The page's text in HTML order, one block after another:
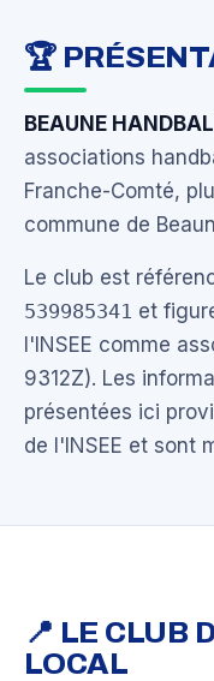
🏆
BEAUNE
associations
Franche-Comté,
commune de
Le club est
539985341 et
l'INSEE comme
9312Z). Les
présentées ici
de l'INSEE et sont
📍 LE CLUB
LOCAL